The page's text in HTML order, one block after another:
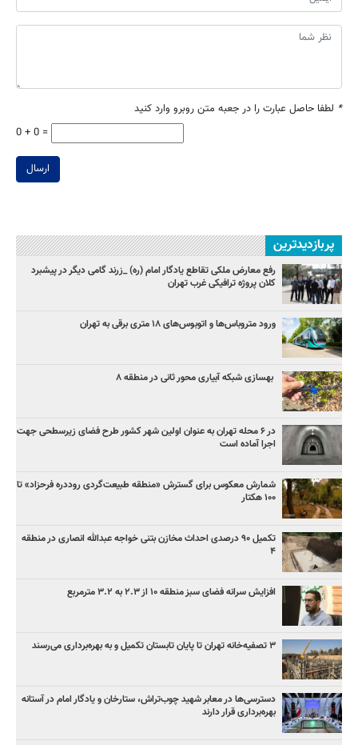
* لطفا حاصل عبارت را در جعبه متن روبرو وارد کنید
0 + 0 =
ارسال
پربازدیدترین
رفع معارض ملکی تقاطع یادگار امام (ره) _زرند گامی دیگر در پیشبرد
کلان پروژه‌ ترافیکی غرب تهران
ورود متروباس‌ها و اتوبوس‌های ۱۸ متری برقی به تهران
بهسازی شبکه آبیاری محور ثانی در منطقه ۸
در ۶ محله تهران به عنوان اولین شهر کشور طرح فضای زیرسطحی جهت
اجرا آماده است
شمارش معکوس برای گسترش «منطقه طبیعت‌گردی روددره فرحزاد» تا
۱۰۰ هکتار
تکمیل ۹۰ درصدی احداث مخازن بتنی خواجه عبدالله انصاری در منطقه
۴
افزایش سرانه فضای سبز منطقه ۱۰ از ۲.۳ به ۳.۲ مترمربع
۳ ﺗﺼﻔﻴﻪ‌ﺧﺎﻧﻪ‌ تهران تا پایان تابستان تکمیل و به بهره‌برداری می‌رسند
دسترسی‌ها در معابر شهید چوب‌تراش، ستارخان و یادگار امام در آستانه
بهره‌برداری قرار دارند